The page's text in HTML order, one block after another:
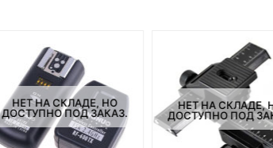
НЕТ НА СКЛАДЕ, НО
ДОСТУПНО ПОД ЗАКАЗ.
НЕТ НА СКЛАДЕ,
ДОСТУПНО ПОД